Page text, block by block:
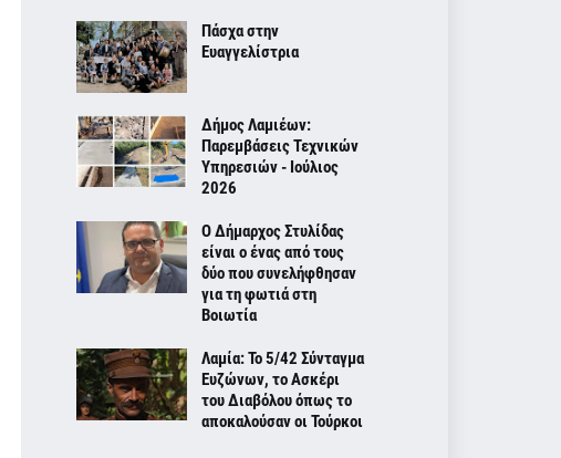
Πάσχα στην
Ευαγγελίστρια
Δήμος Λαμιέων:
Παρεμβάσεις Τεχνικών
Υπηρεσιών - Ιούλιος
2026
Ο Δήμαρχος Στυλίδας
είναι ο ένας από τους
δύο που συνελήφθησαν
για τη φωτιά στη
Βοιωτία
Λαμία: Το 5/42 Σύνταγμα
Ευζώνων, το Ασκέρι
του Διαβόλου όπως το
αποκαλούσαν οι Τούρκοι